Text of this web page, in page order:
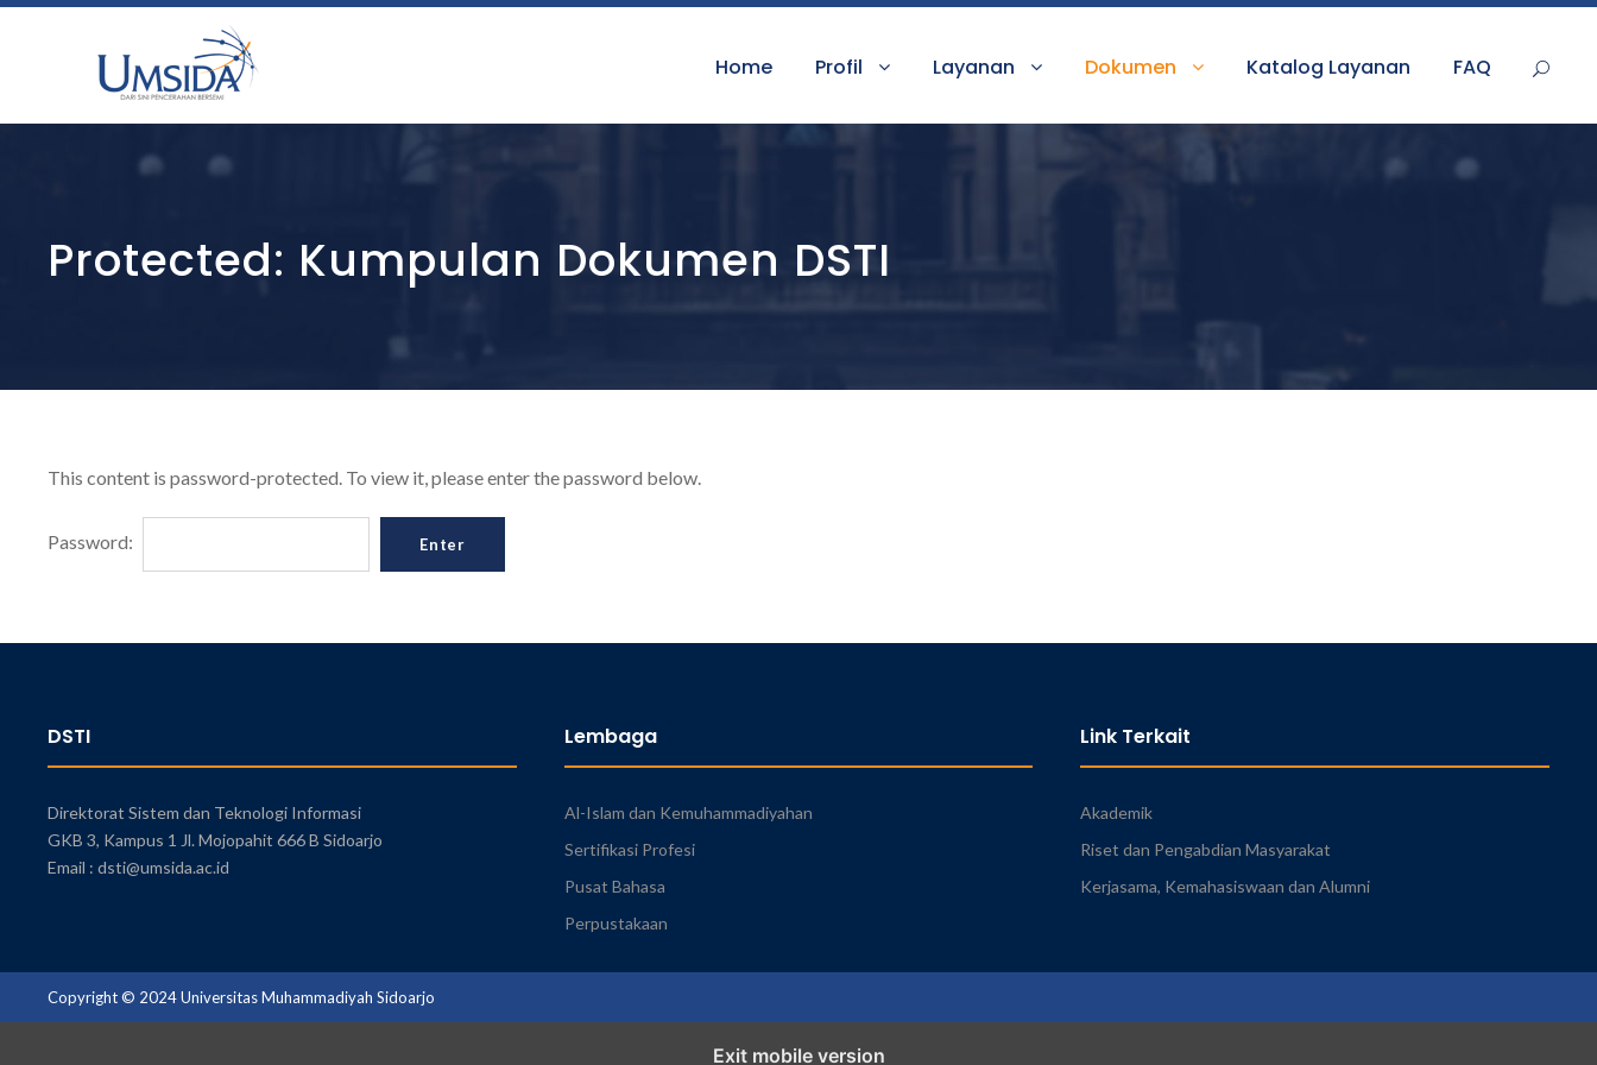
Home Profil Layanan Dokumen Katalog Layanan FAQ
Protected: Kumpulan Dokumen DSTI
This content is password-protected. To view it, please enter the password below.
Password:
DSTI
Direktorat Sistem dan Teknologi Informasi
GKB 3, Kampus 1 Jl. Mojopahit 666 B Sidoarjo
Email : dsti@umsida.ac.id
Lembaga
Al-Islam dan Kemuhammadiyahan
Sertifikasi Profesi
Pusat Bahasa
Perpustakaan
Link Terkait
Akademik
Riset dan Pengabdian Masyarakat
Kerjasama, Kemahasiswaan dan Alumni
Copyright © 2024 Universitas Muhammadiyah Sidoarjo
Exit mobile version